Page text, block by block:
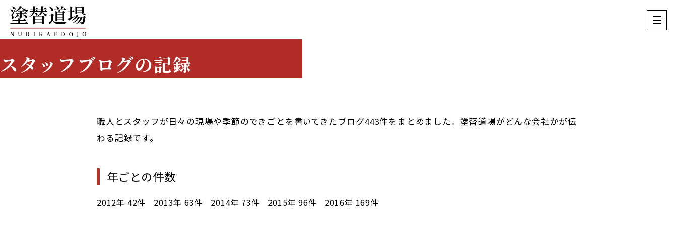
スタッフブログの記録
職人とスタッフが日々の現場や季節のできごとを書いてきたブログ443件をまとめました。塗替道場がどんな会社かが伝
わる記録です。
年ごとの件数
2012年 42件 2013年63件 2014年 73件 2015年96件 2016年 169件